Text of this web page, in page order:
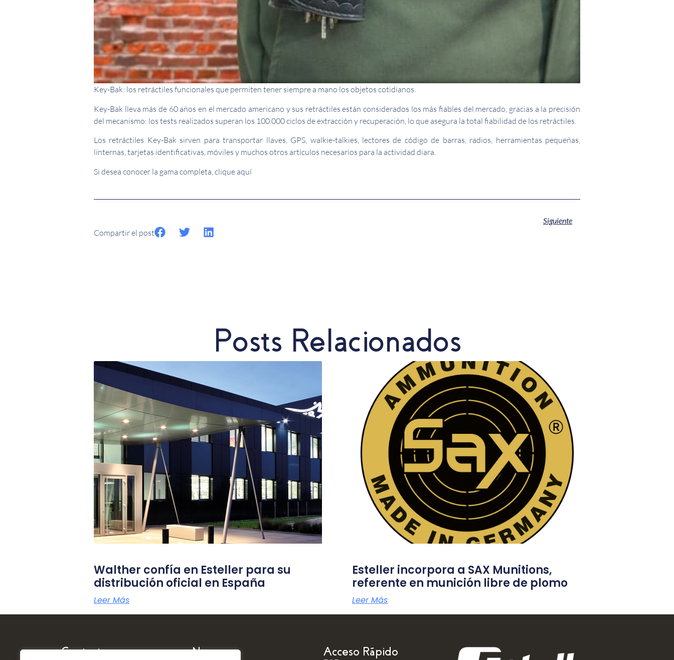
Key-Bak: los retráctiles funcionales que permiten tener siempre a mano los objetos cotidianos.
Key-Bak lleva más de 60 años en el mercado americano y sus retráctiles están considerados los más fiables del mercado, gracias a la precisión
del mecanismo: los tests realizados superan los 100.000 ciclos de extracción y recuperación, lo que asegura la total fiabilidad de los retráctiles.
Los retráctiles Key-Bak sirven para transportar llaves, GPS, walkie-talkies, lectores de código de barras, radios, herramientas pequeñas,
linternas, tarjetas identificativas, móviles y muchos otros artículos necesarios para la actividad diara.
Si desea conocer la gama completa, clique aquí
Siguiente
Compartir el post
Posts Relacionados
Walther confía en Esteller para su
distribución oficial en España
Leer Más
Esteller incorpora a SAX Munitions,
referente en munición libre de plomo
Leer Más
Contacto Navega Acceso Rápido